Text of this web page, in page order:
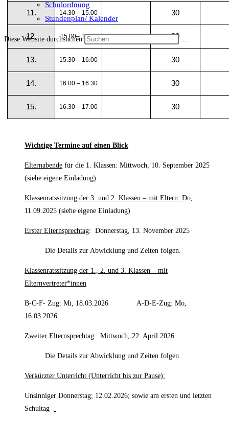
Schulordnung
Stundenplan/ Kalender
Diese Website durchsuchen
11. 14.30 – 15.00 30
12. 15.00– 15.30 30
13. 15.30 – 16.00 30
14. 16.00 – 16.30 30
15. 16.30 – 17.00 30
Wichtige Termine auf einen Blick
Elternabende für die 1. Klassen: Mittwoch, 10. September 2025
(siehe eigene Einladung)
Klassenratssitzung der 3. und 2. Klassen – mit Eltern: Do,
11.09.2025 (siehe eigene Einladung)
Erster Elternsprechtag: Donnerstag, 13. November 2025
Die Details zur Abwicklung und Zeiten folgen.
Klassenratssitzung der 1., 2. und 3. Klassen – mit
Elternvertreter*innen
B-C-F- Zug: Mi, 18.03.2026 A-D-E-Zug: Mo,
16.03.2026
Zweiter Elternsprechtag: Mittwoch, 22. April 2026
Die Details zur Abwicklung und Zeiten folgen.
Verkürzter Unterricht (Unterricht bis zur Pause):
Unsinniger Donnerstag; 12.02.2026; sowie am ersten und letzten
Schultag